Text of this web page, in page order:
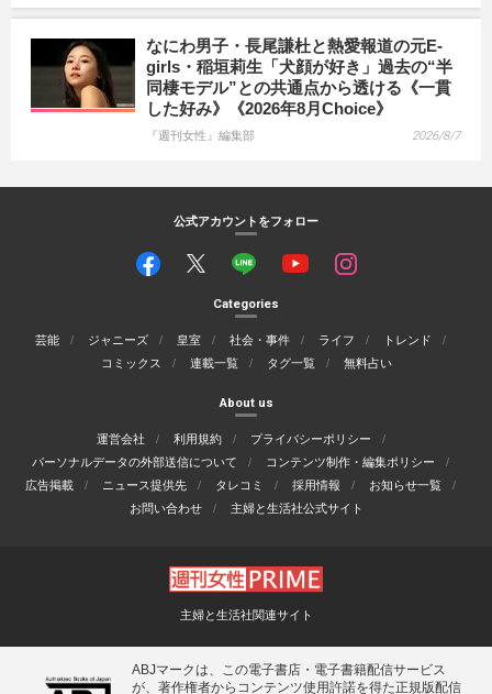
なにわ男子・長尾謙杜と熱愛報道の元E-
girls・稲垣莉生「犬顔が好き」過去の“半
同棲モデル”との共通点から透ける《一貫
した好み》《2026年8月Choice》
『週刊女性』編集部 2026/8/7
公式アカウントをフォロー
Categories
芸能 ジャニーズ 皇室 社会・事件 ライフ
トレンド
コミックス
連載一覧 タグ一覧 無料占い
About us
運営会社 利用規約
プライバシーポリシー
パーソナルデータの外部送信について
コンテンツ制作・編集ポリシー
広告掲載
ニュース提供先 タレコミ 採用情報
お知らせ一覧
お問い合わせ
主婦と生活社公式サイト
主婦と生活社関連サイト
ABJマークは、この電子書店・電子書籍配信サービス
が、著作権者からコンテンツ使用許諾を得た正規版配信